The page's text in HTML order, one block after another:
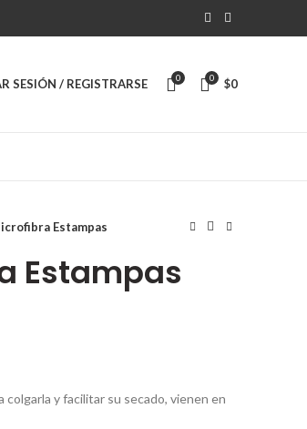
SESIÓN / REGISTRARSE 0 0 $0
Estampas
Estampas
y facilitar su secado, vienen en